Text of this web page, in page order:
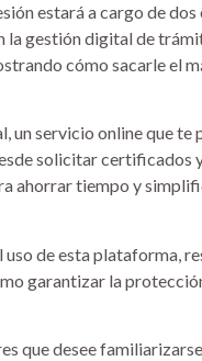
estará a cargo de
la gestión digital de
cómo sacarle el
un servicio online que
solicitar certificados
ahorrar tiempo y
de esta plataforma,
garantizar la
que desee